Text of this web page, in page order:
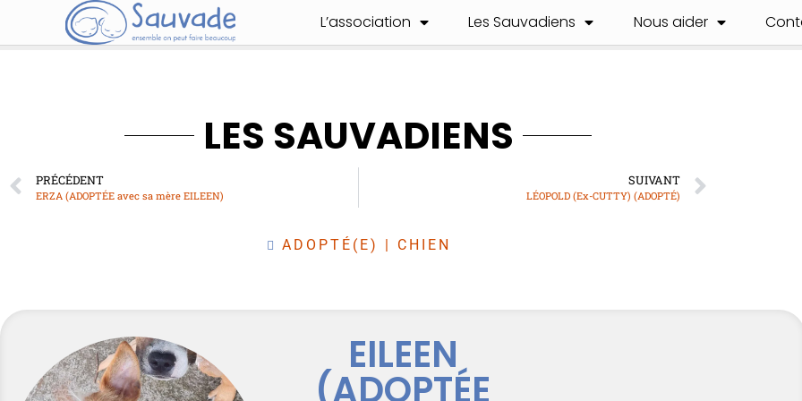
L’association Les Sauvadiens Nous aider
LES SAUVADIENS
PRÉCÉDENT
ERZA (ADOPTÉE avec sa mère EILEEN)
SUIVANT
LÉOPOLD (Ex-CUTTY) (ADOPTÉ)
ADOPTÉ(E) | CHIEN
EILEEN
(ADOPTÉE